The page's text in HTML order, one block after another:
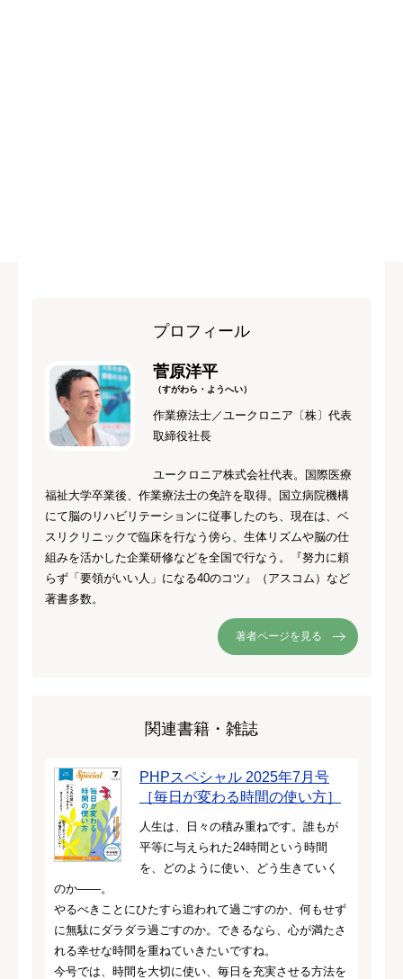
プロフィール
菅原洋平
（すがわら・ようへい）
作業療法士／ユークロニア〔株〕代表
取締役社長
ユークロニア株式会社代表。国際医療
福祉大学卒業後、作業療法士の免許を取得。国立病院機構
にて脳のリハビリテーションに従事したのち、現在は、ベ
スリクリニックで臨床を行なう傍ら、生体リズムや脳の仕
組みを活かした企業研修などを全国で行なう。『努力に頼
らず「要領がいい人」になる40のコツ』（アスコム）など
著書多数。
著者ページを見る
関連書籍・雑誌
PHPスペシャル 2025年7月号
［毎日が変わる時間の使い方］
人生は、日々の積み重ねです。誰もが
平等に与えられた24時間という時間
を、どのように使い、どう生きていく
のか――。
やるべきことにひたすら追われて過ごすのか、何もせず
に無駄にダラダラ過ごすのか。できるなら、心が満たさ
れる幸せな時間を重ねていきたいですね。
今号では、時間を大切に使い、毎日を充実させる方法を